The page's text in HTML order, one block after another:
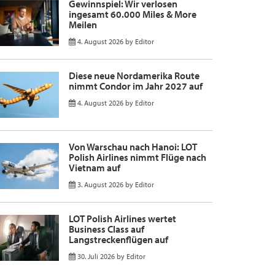
Gewinnspiel: Wir verlosen
ingesamt 60.000 Miles & More
Meilen
4. August 2026 by Editor
Diese neue Nordamerika Route
nimmt Condor im Jahr 2027 auf
4. August 2026 by Editor
Von Warschau nach Hanoi: LOT
Polish Airlines nimmt Flüge nach
Vietnam auf
3. August 2026 by Editor
LOT Polish Airlines wertet
Business Class auf
Langstreckenflügen auf
30. Juli 2026 by Editor